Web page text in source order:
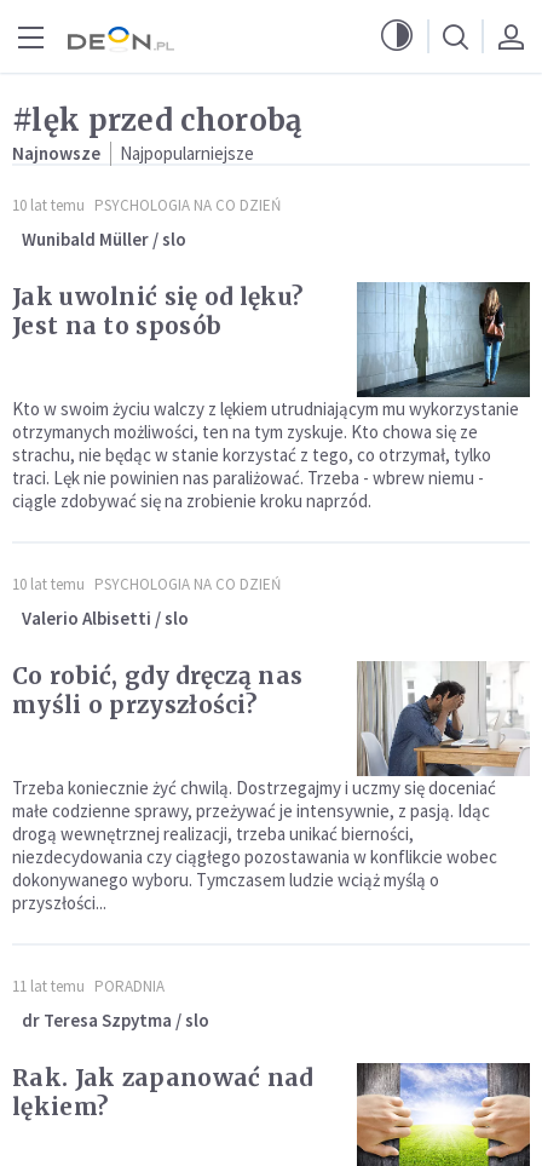
#lęk przed chorobą
Najnowsze Najpopularniejsze
10 lat temu PSYCHOLOGIA NA CO DZIEŃ
Wunibald Müller / slo
Jak uwolnić się od lęku?
Jest na to sposób
Kto w swoim życiu walczy z lękiem utrudniającym mu wykorzystanie
otrzymanych możliwości, ten na tym zyskuje. Kto chowa się ze
strachu, nie będąc w stanie korzystać z tego, co otrzymał, tylko
traci. Lęk nie powinien nas paraliżować. Trzeba - wbrew niemu -
ciągle zdobywać się na zrobienie kroku naprzód.
10 lat temu PSYCHOLOGIA NA CO DZIEŃ
Valerio Albisetti / slo
Co robić, gdy dręczą nas
myśli o przyszłości?
Trzeba koniecznie żyć chwilą. Dostrzegajmy i uczmy się doceniać
małe codzienne sprawy, przeżywać je intensywnie, z pasją. Idąc
drogą wewnętrznej realizacji, trzeba unikać bierności,
niezdecydowania czy ciągłego pozostawania w konflikcie wobec
dokonywanego wyboru. Tymczasem ludzie wciąż myślą o
przyszłości...
11 lat temu PORADNIA
dr Teresa Szpytma / slo
Rak. Jak zapanować nad
lękiem?